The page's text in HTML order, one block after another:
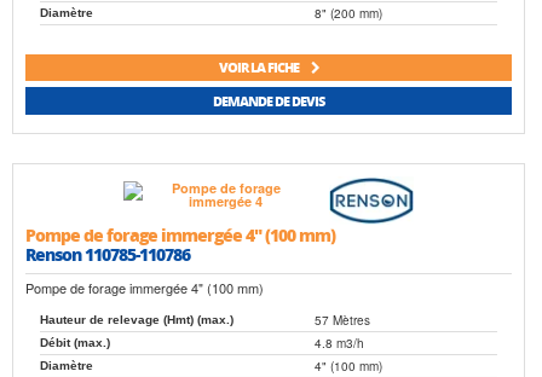
Diamètre 8" (200 mm)
VOIR LA FICHE
DEMANDE DE DEVIS
Pompe de forage immergée 4" (100 mm)
Renson 110785-110786
Pompe de forage immergée 4" (100 mm)
Hauteur de relevage (Hmt) (max.) 57 Mètres
Débit (max.) 4.8 m3/h
Diamètre 4" (100 mm)